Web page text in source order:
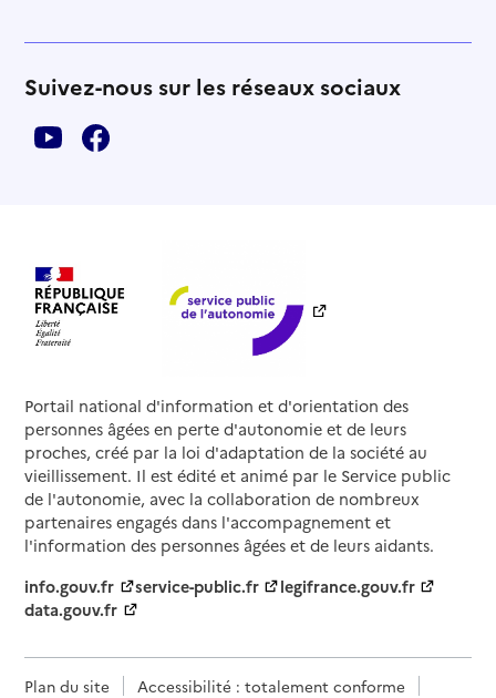
Suivez-nous sur les réseaux sociaux
Portail national d'information et d'orientation des
personnes âgées en perte d'autonomie et de leurs
proches, créé par la loi d'adaptation de la société au
vieillissement. Il est édité et animé par le Service public
de l'autonomie, avec la collaboration de nombreux
partenaires engagés dans l'accompagnement et
l'information des personnes âgées et de leurs aidants.
info.gouv.fr
service-public.fr
legifrance.gouv.fr
data.gouv.fr
Plan du site
Accessibilité : totalement conforme